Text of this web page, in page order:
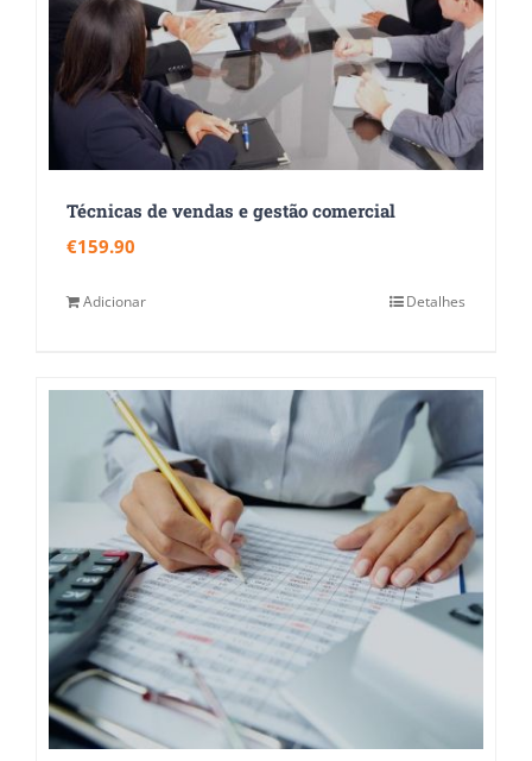
Técnicas de vendas e gestão comercial
€159.90
Adicionar Detalhes